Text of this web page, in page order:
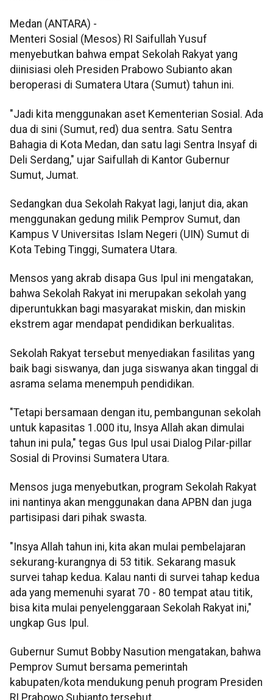
Medan (ANTARA) -
Menteri Sosial (Mesos) RI Saifullah Yusuf
menyebutkan bahwa empat Sekolah Rakyat yang
diinisiasi oleh Presiden Prabowo Subianto akan
beroperasi di Sumatera Utara (Sumut) tahun ini.
"Jadi kita menggunakan aset Kementerian Sosial. Ada
dua di sini (Sumut, red) dua sentra. Satu Sentra
Bahagia di Kota Medan, dan satu lagi Sentra Insyaf di
Deli Serdang," ujar Saifullah di Kantor Gubernur
Sumut, Jumat.
Sedangkan dua Sekolah Rakyat lagi, lanjut dia, akan
menggunakan gedung milik Pemprov Sumut, dan
Kampus V Universitas Islam Negeri (UIN) Sumut di
Kota Tebing Tinggi, Sumatera Utara.
Mensos yang akrab disapa Gus Ipul ini mengatakan,
bahwa Sekolah Rakyat ini merupakan sekolah yang
diperuntukkan bagi masyarakat miskin, dan miskin
ekstrem agar mendapat pendidikan berkualitas.
Sekolah Rakyat tersebut menyediakan fasilitas yang
baik bagi siswanya, dan juga siswanya akan tinggal di
asrama selama menempuh pendidikan.
"Tetapi bersamaan dengan itu, pembangunan sekolah
untuk kapasitas 1.000 itu, Insya Allah akan dimulai
tahun ini pula," tegas Gus Ipul usai Dialog Pilar-pillar
Sosial di Provinsi Sumatera Utara.
Mensos juga menyebutkan, program Sekolah Rakyat
ini nantinya akan menggunakan dana APBN dan juga
partisipasi dari pihak swasta.
"Insya Allah tahun ini, kita akan mulai pembelajaran
sekurang-kurangnya di 53 titik. Sekarang masuk
survei tahap kedua. Kalau nanti di survei tahap kedua
ada yang memenuhi syarat 70 - 80 tempat atau titik,
bisa kita mulai penyelenggaraan Sekolah Rakyat ini,"
ungkap Gus Ipul.
Gubernur Sumut Bobby Nasution mengatakan, bahwa
Pemprov Sumut bersama pemerintah
kabupaten/kota mendukung penuh program Presiden